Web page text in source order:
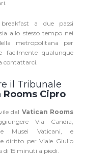
a due passi
allo stesso tempo nei
metropolitana per
facilmente qualunque
contattarci.
il Tribunale
Rooms Cipro
dal Vatican Rooms
Via Candia,
Musei Vaticani, e
diritto per Viale Giulio
di 15 minuti a piedi.